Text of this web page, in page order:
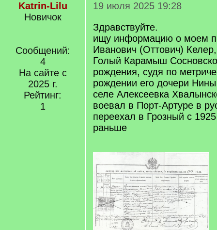
Katrin-Lilu
Новичок
Сообщений:
4
На сайте с
2025 г.
Рейтинг:
1
19 июля 2025 19:28
Здравствуйте.
ищу информацию о моем
Иванович (Оттович)
Голый Карамыш
рождения, судя по
рождении его дочери
селе Алексеевка
воевал в Порт-Артуре в
переехал в Грозный с
раньше